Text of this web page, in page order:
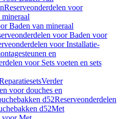
Reserveonderdelen voor
Baden van mineraal
voor Baden voor
voor Installatie-
en
voor Sets voeten en sets
Verder
voor douches en
d52Reserveonderdelen
d52Met